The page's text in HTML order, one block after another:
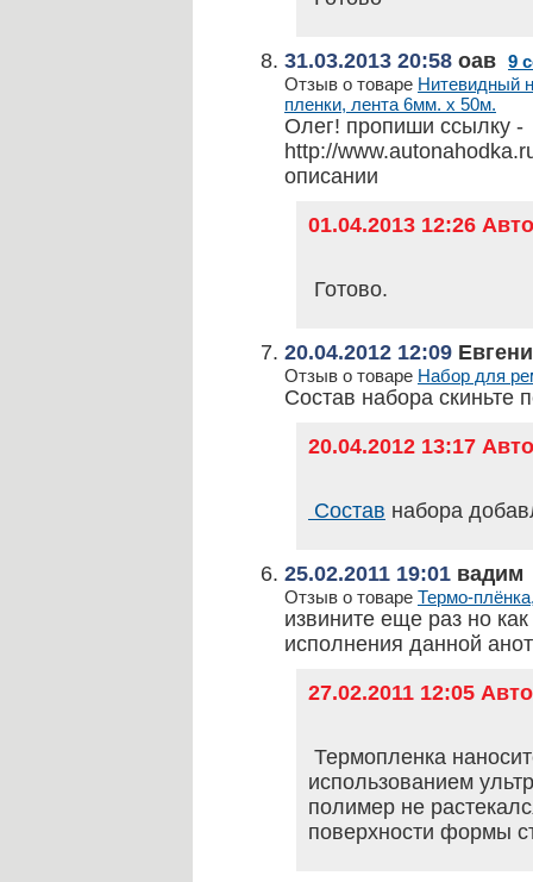
31.03.2013 20:58 оав 9
Отзыв о товаре Нитевидный
пленки, лента 6мм. x 50м.
Олег! пропиши ссылку -
http://
описании
01.04.2013 12:26
Готово.
20.04.2012 12:09
Отзыв о товаре Набор для
Состав набора скиньте
20.04.2012 13:17
Состав набора
25.02.2011 19:01 вадим
Отзыв о товаре Термо-
извините еще раз но
исполнения данной
27.02.2011 12:05
Термопленка
использованием
полимер не
поверхности формы